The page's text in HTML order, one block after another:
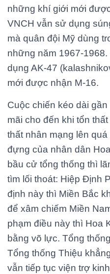
những khí giới mới
VNCH vẫn sử dụng
mà quân đội Mỹ dùng
những năm 1967-
dụng AK-47
mới được nhận M-16.
Cuộc chiến kéo dài
mãi cho đến khi tổn
thất nhân mạng lên
đựng của nhân dân
bầu cử tổng thống thì
tìm lối thoát: Hiệp Định
định này thì Miền Bắc
để xâm chiếm Miền
phạm điều này thì Hoa
bằng võ lực. Tổng
Tổng thống Thiệu
vẫn tiếp tục viện trợ